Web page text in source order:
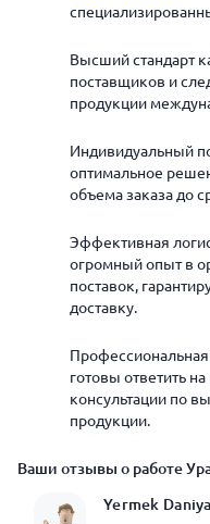
Высший стандарт
поставщиков и
продукции
Индивидуальный
оптимальное
объема заказа до
Эффективная
огромный опыт в
поставок,
доставку.
готовы ответить
консультации по
продукции.
Ваши отзывы о работе
Yermek